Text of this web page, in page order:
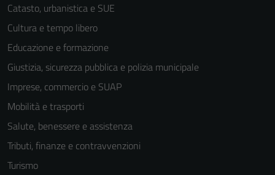
Catasto, urbanistica e SUE
Cultura e tempo libero
Educazione e formazione
Giustizia, sicurezza pubblica e polizia municipale
Imprese, commercio e SUAP
Mobilità e trasporti
Salute, benessere e assistenza
Tributi, finanze e contravvenzioni
Turismo